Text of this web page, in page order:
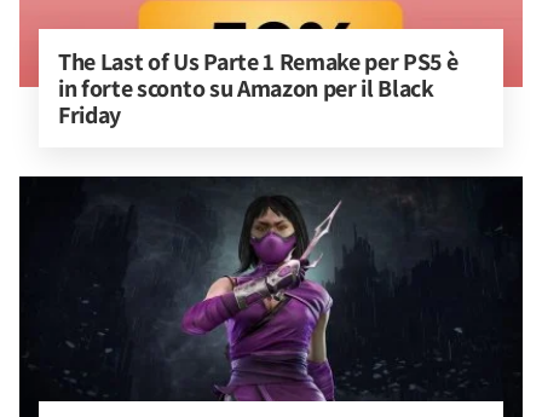
The Last of Us Parte 1 Remake per PS5 è
in forte sconto su Amazon per il Black
Friday